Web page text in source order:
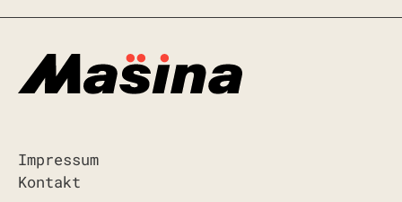
Impressum
Kontakt